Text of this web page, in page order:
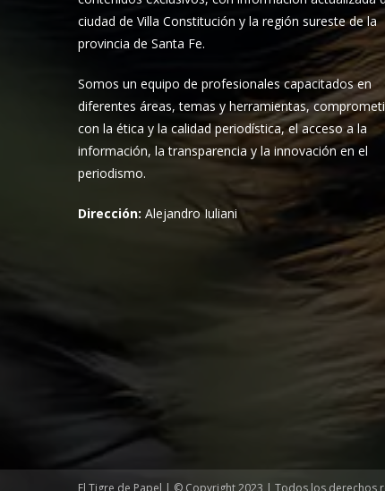
ciudad de Villa Constitución y la región sureste de la
provincia de Santa Fe.
Somos un equipo de profesionales capacitados en
diferentes áreas, temas y herramientas,
con la ética y la calidad periodística, el acceso a la
información, la transparencia y la innovación en el
periodismo.
Dirección:Alejandro Iuliani